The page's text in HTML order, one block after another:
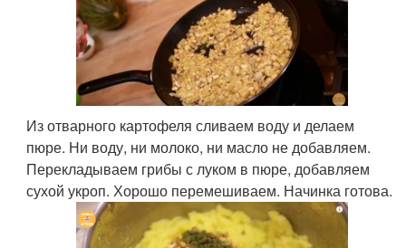
Из отварного картофеля сливаем воду и делаем
пюре. Ни воду, ни молоко, ни масло не добавляем.
Перекладываем грибы с луком в пюре, добавляем
сухой укроп. Хорошо перемешиваем. Начинка готова.